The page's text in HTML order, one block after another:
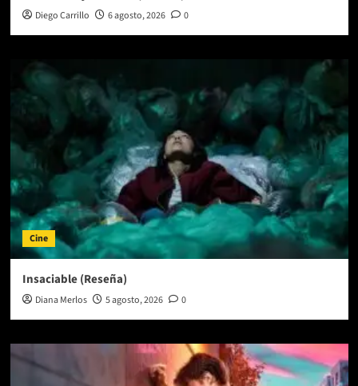
Diego Carrillo 6 agosto, 2026 0
Cine
Insaciable (Reseña)
Diana Merlos 5 agosto, 2026 0